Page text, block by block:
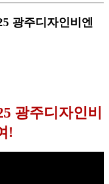
광주디자인비엔
광주디자인비
!